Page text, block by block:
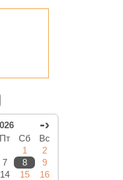
-›
Пт Сб
Вс
1
2
7 8
9
14 15
16